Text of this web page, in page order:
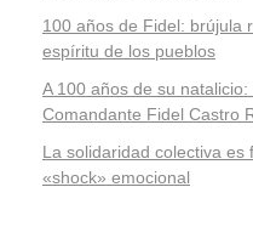
100 años de Fidel: brújula
espíritu de los pueblos
A 100 años de su
Comandante Fidel Castro
La solidaridad colectiva
«shock» emocional